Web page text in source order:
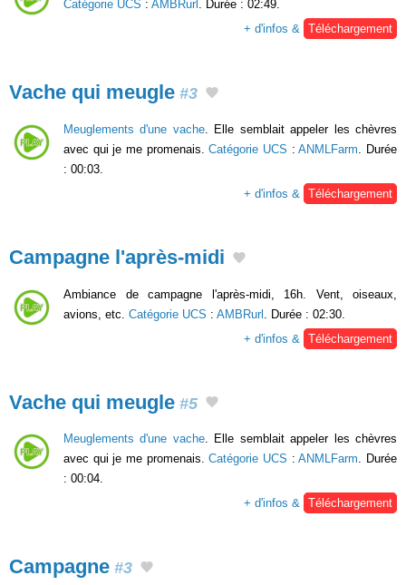
Catégorie UCS : AMBRurl . Durée : 02:49.
+ d'infos & Téléchargement
Vache qui meugle #3
Meuglements d'une vache. Elle semblait appeler les chèvres
avec qui je me promenais.Catégorie UCS :ANMLFarm . Durée
: 00:03.
+ d'infos &
Téléchargement
Campagne l'après-midi
Ambiance de campagne l'après-midi, 16h. Vent, oiseaux,
avions, etc. Catégorie UCS : AMBRurl . Durée : 02:30.
+ d'infos &
Téléchargement
Vache qui meugle #5
Meuglements d'une vache. Elle semblait appeler les chèvres
avec qui je me promenais.Catégorie UCS :ANMLFarm. Durée
: 00:04.
+ d'infos & Téléchargement
Campagne #3